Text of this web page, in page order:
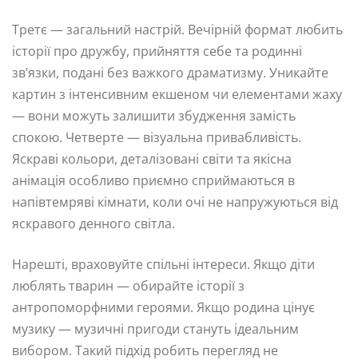
Третє — загальний настрій. Вечірній формат любить
історії про дружбу, прийняття себе та родинні
зв’язки, подані без важкого драматизму. Уникайте
картин з інтенсивним екшеном чи елементами жаху
— вони можуть залишити збудження замість
спокою. Четверте — візуальна привабливість.
Яскраві кольори, деталізовані світи та якісна
анімація особливо приємно сприймаються в
напівтемряві кімнати, коли очі не напружуються від
яскравого денного світла.
Нарешті, враховуйте спільні інтереси. Якщо діти
люблять тварин — обирайте історії з
антропоморфними героями. Якщо родина цінує
музику — музичні пригоди стануть ідеальним
вибором. Такий підхід робить перегляд не